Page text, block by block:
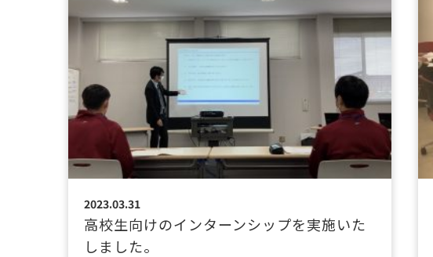
2023.03.31
高校生向けのインターンシップを実施いた
しました。